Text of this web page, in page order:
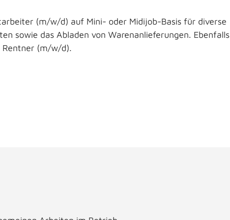
(m/w/d) auf Mini- oder Midijob-Basis für diverse
sowie das Abladen von Warenanlieferungen. Ebenfalls
Rentner (m/w/d).